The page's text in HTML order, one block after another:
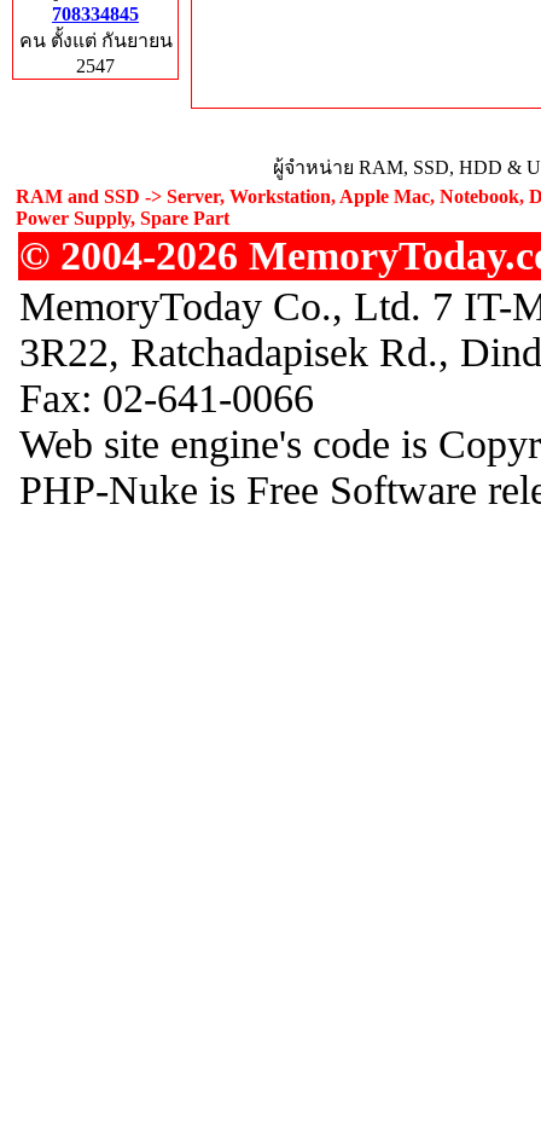
708334845
คน ตั้งแต่ กันยายน
2547
ผู้จำหน่าย RAM, SSD, HDD &
RAM and SSD -> Server, Workstation, Apple Mac, Notebook,
Power Supply, Spare Part
© 2004-2026
MemoryToday Co., Ltd. 7 IT-
3R22, Ratchadapisek Rd.,
Fax: 02-641-0066
Web site engine's code is
PHP-Nuke is Free Software